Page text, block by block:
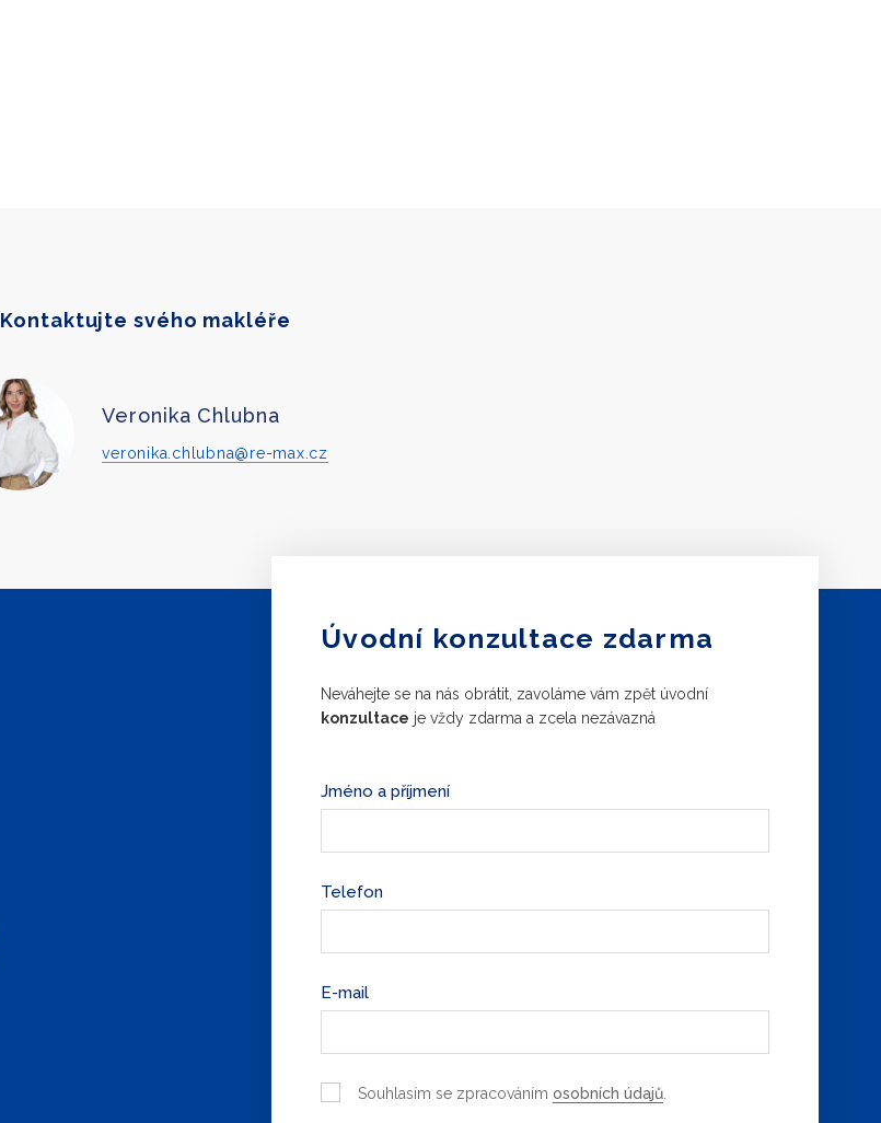
Kontaktujte svého makléře
Veronika Chlubna
veronika.chlubna@re-max.cz
Úvodní konzultace zdarma
Neváhejte se na nás obrátit, zavoláme vám zpět úvodní
konzultace je vždy zdarma a zcela nezávazná
Jméno a příjmení
Telefon
E-mail
Souhlasím se zpracováním osobních údajů